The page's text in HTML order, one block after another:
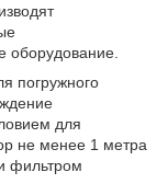
оборудование.
погружного
для
не менее 1 метра
фильтром